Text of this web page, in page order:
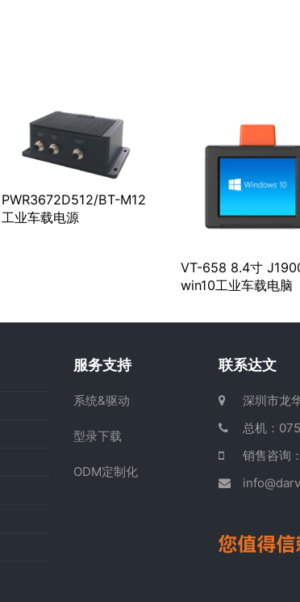
PWR3672D512/BT-M12
工业车载电源
VT-658 8.4寸
win10工业车载电脑
服务支持
系统&驱动
型录下载
ODM定制化
联系达文
深圳市龙
总机：
销售咨询